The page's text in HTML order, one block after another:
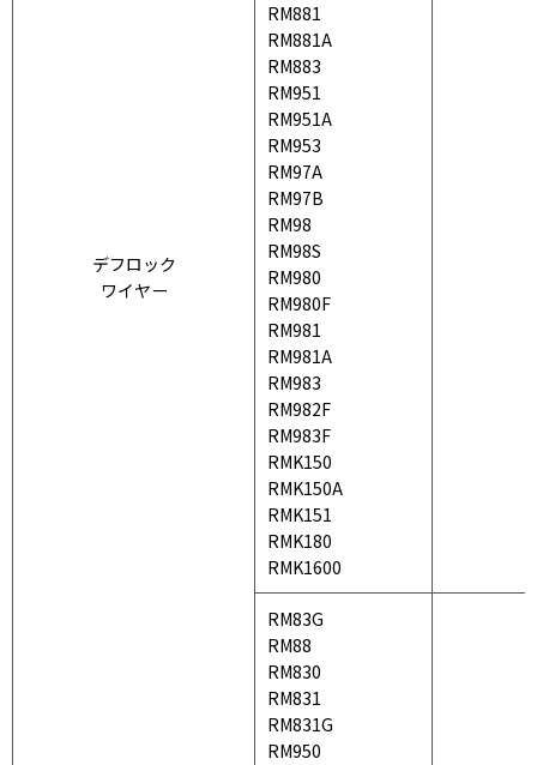
デフロック
ワイヤー
RM881
RM881A
RM883
RM951
RM951A
RM953
RM97A
RM97B
RM98
RM98S
RM980
RM980F
RM981
RM981A
RM983
RM982F
RM983F
RMK150
RMK150A
RMK151
RMK180
RMK1600
RM83G
RM88
RM830
RM831
RM831G
RM950